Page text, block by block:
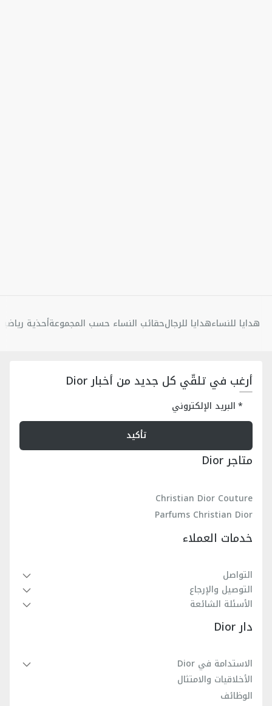
هدايا للنساءهدايا للرجالحقائب النساء حسب المجموعةأحذية
أرغب في تلقّي كل جديد من أخبار Dior
البريد الإلكتروني
تأكيد
متاجر Dior
Christian Dior Couture
Parfums Christian Dior
خدمات العملاء
التواصل
التوصيل والإرجاع
الأسئلة الشائعة
دار Dior
الاستدامة في Dior
الأخلاقيات والامتثال
الوظائف